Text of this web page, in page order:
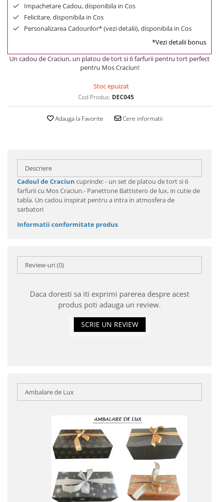
Impachetare Cadou, disponibila in Cos
Felicitare, disponibila in Cos
Personalizarea Cadourilor* (vezi detalii), disponibila in Cos
*Vezi detalii bonus
Un cadou de Craciun, un platou de tort si 6 farfurii pentru tort perfect
pentru Mos Craciun!
Stoc epuizat
Cod Produs: DEC045
Adauga la Favorite Cere informatii
Descriere
Cadoul de Craciun cuprinde: - un set de platou de tort si 6
farfurii cu Mos Craciun.- Panettone Battistero de lux, in cutie de
tabla. Un cadou inspirat pentru a intra in atmosfera de
sarbatori
Informatii conformitate produs
Review-uri(0)
Daca doresti sa iti exprimi parerea despre acest
produs poti adauga un review.
SCRIE UN REVIEW
Ambalare de Lux